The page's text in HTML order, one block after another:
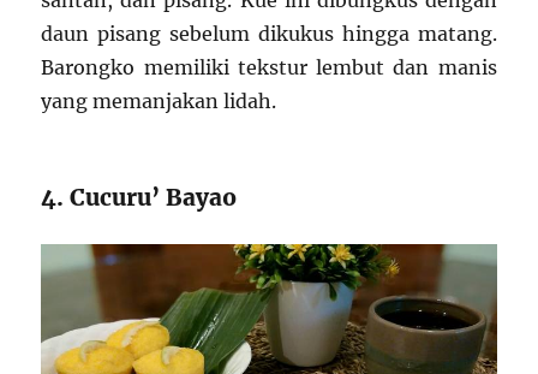
daun pisang sebelum dikukus hingga matang.
Barongko memiliki tekstur lembut dan manis
yang memanjakan lidah.
4. Cucuru’ Bayao